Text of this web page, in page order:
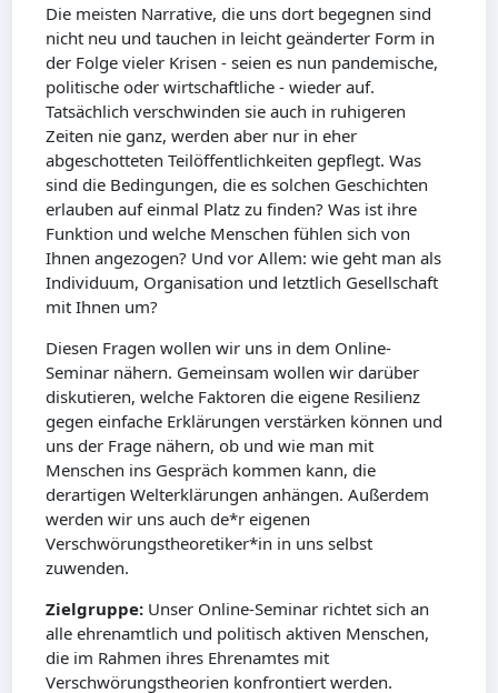
Die meisten Narrative, die uns dort begegnen sind
nicht neu und tauchen in leicht geänderter Form in
der Folge vieler Krisen - seien es nun pandemische,
politische oder wirtschaftliche - wieder auf.
Tatsächlich verschwinden sie auch in ruhigeren
Zeiten nie ganz, werden aber nur in eher
abgeschotteten Teilöffentlichkeiten gepflegt. Was
sind die Bedingungen, die es solchen Geschichten
erlauben auf einmal Platz zu finden? Was ist ihre
Funktion und welche Menschen fühlen sich von
Ihnen angezogen? Und vor Allem: wie geht man als
Individuum, Organisation und letztlich Gesellschaft
mit Ihnen um?
Diesen Fragen wollen wir uns in dem Online-
Seminar nähern. Gemeinsam wollen wir darüber
diskutieren, welche Faktoren die eigene Resilienz
gegen einfache Erklärungen verstärken können und
uns der Frage nähern, ob und wie man mit
Menschen ins Gespräch kommen kann, die
derartigen Welterklärungen anhängen. Außerdem
werden wir uns auch de*r eigenen
Verschwörungstheoretiker*in in uns selbst
zuwenden.
Zielgruppe: Unser Online-Seminar richtet sich an
alle ehrenamtlich und politisch aktiven Menschen,
die im Rahmen ihres Ehrenamtes mit
Verschwörungstheorien konfrontiert werden.